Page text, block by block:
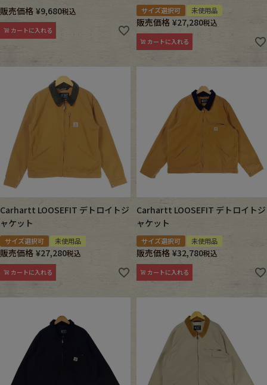
販売価格 ¥9,680税込
カートに入れる
サイズ選択可 未使用品
販売価格 ¥27,280税込
カートに入れる
Carhartt LOOSEFIT デトロイトジ
ャケット
サイズ選択可 未使用品
販売価格 ¥27,280税込
カートに入れる
Carhartt LOOSEFIT デトロイトジ
ャケット
サイズ選択可 未使用品
販売価格 ¥32,780税込
カートに入れる